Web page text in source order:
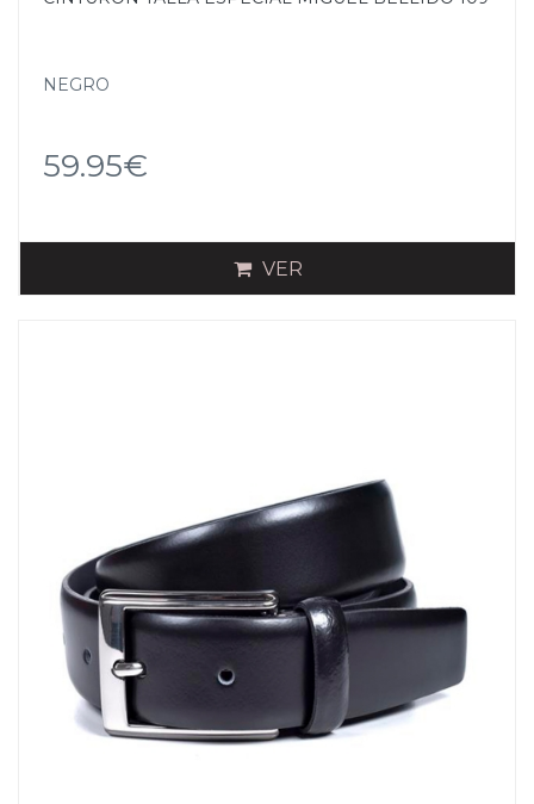
NEGRO
59.95€
VER